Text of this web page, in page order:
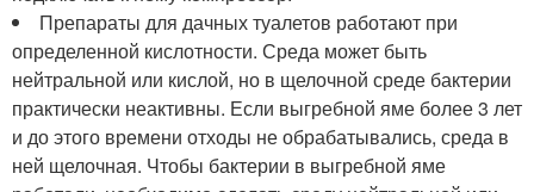
Препараты для дачных туалетов работают при
определенной кислотности. Среда может быть
нейтральной или кислой, но в щелочной среде бактерии
практически неактивны. Если выгребной яме более 3 лет
и до этого времени отходы не обрабатывались, среда в
ней щелочная. Чтобы бактерии в выгребной яме